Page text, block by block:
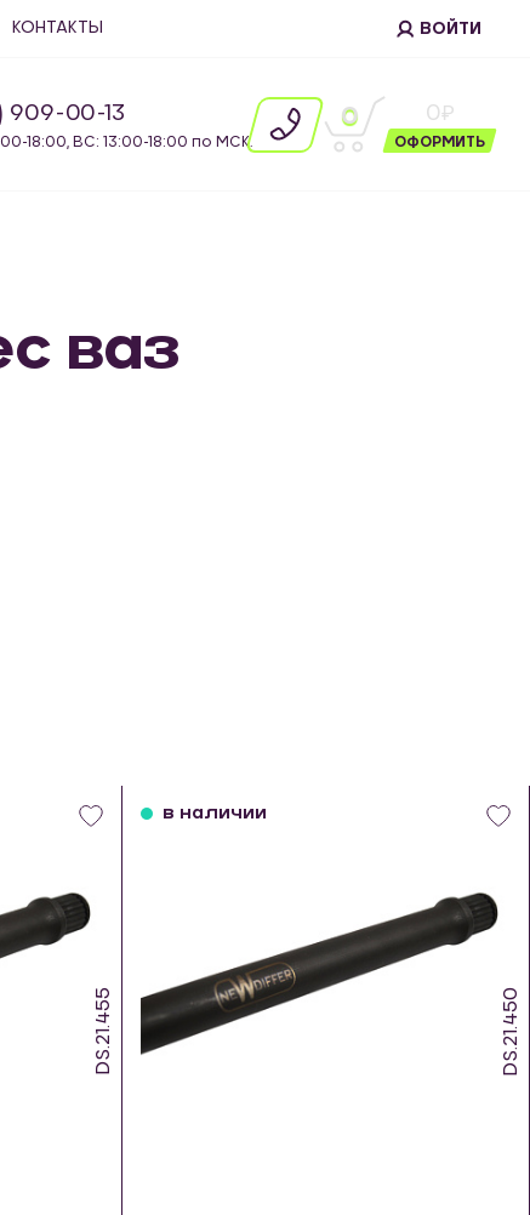
КОНТАКТЫ ВОЙТИ
909-00-13
18:00, ВС: 13:00-18:00 по МСК.
0 0
ОФОРМИТЬ
ваз
DS.21.455 DS.21.450
в наличии